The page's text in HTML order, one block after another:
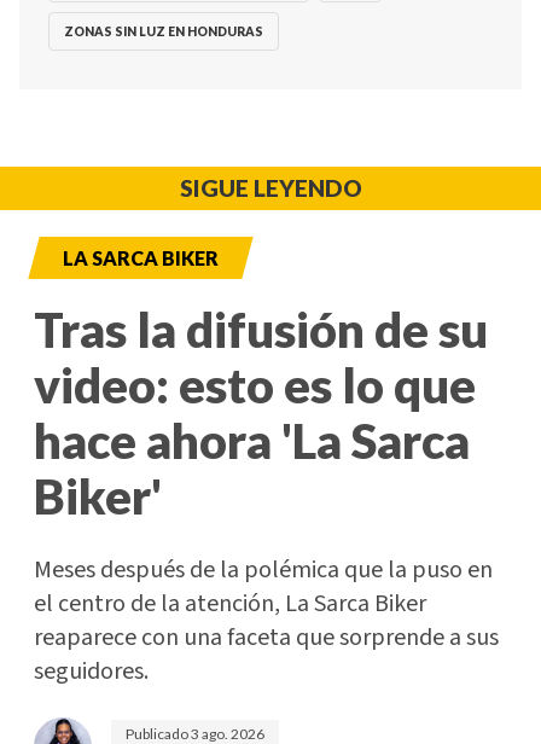
ZONAS SIN LUZ EN HONDURAS
SIGUE LEYENDO
LA SARCA BIKER
Tras la difusión de su
video: esto es lo que
hace ahora 'La Sarca
Biker'
Meses después de la polémica que la puso en
el centro de la atención, La Sarca Biker
reaparece con una faceta que sorprende a sus
seguidores.
Publicado3 ago. 2026